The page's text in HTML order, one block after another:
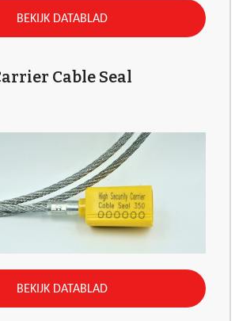
BEKIJK DATABLAD
Cable Seal
BEKIJK DATABLAD